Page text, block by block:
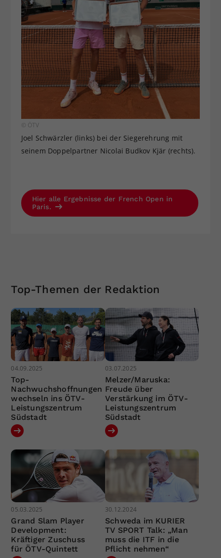
© ÖTV
Joel Schwärzler (links) bei der Siegerehrung mit
seinem Doppelpartner Nicolai Budkov Kjär (rechts).
Hier alle Ergebnisse der French Open in
Paris.
Top-Themen der Redaktion
04.09.2025
Top-
Nachwuchshoffnungen
wechseln ins ÖTV-
Leistungszentrum
Südstadt
03.07.2025
Melzer/Maruska:
Freude über
Verstärkung im ÖTV-
Leistungszentrum
Südstadt
05.03.2025
Grand Slam Player
Development:
Kräftiger Zuschuss
für ÖTV-Quintett
30.12.2024
Schweda im KURIER
TV SPORT Talk: „Man
muss die ITF in die
Pflicht nehmen“